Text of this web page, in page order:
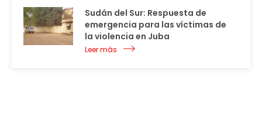
Sudán del Sur: Respuesta de
emergencia para las víctimas de
la violencia en Juba
Leer más